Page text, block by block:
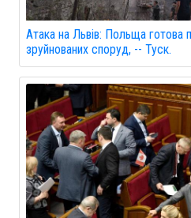
Атака на Львів: Польща готова
зруйнованих споруд, -- Туск.